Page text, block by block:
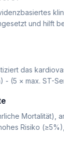
und hilft
das
- (5 × max. ST-
Mortalität),
Risiko